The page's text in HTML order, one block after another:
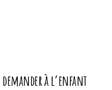
à l’enfant